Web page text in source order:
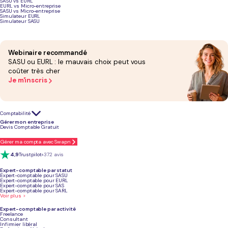
EURL vs Micro-entreprise
SASU vs Micro-entreprise
Simulateur EURL
Simulateur SASU
Webinaire recommandé
SASU ou EURL : le mauvais choix peut vous
coûter très cher
Je m'inscris
Comptabilité
Gérer mon entreprise
Devis Comptable Gratuit
Gérer ma compta avec Swapn
4,9Trustpilot+372 avis
Expert-comptable par statut
Expert-comptable pour SASU
Expert-comptable pour EURL
Expert-comptable pour SAS
Expert-comptable pour SARL
Voir plus >
Expert-comptable par activité
Freelance
Consultant
Infirmier libéral
Podcast sur les aides financières
Cumuler chômage et création